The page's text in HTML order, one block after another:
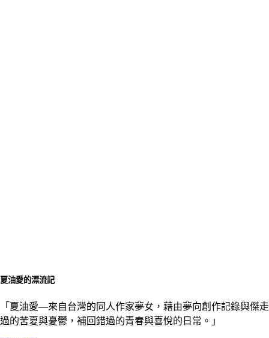
夏油愛的漂流記
「夏油愛––來自台灣的同人作家夢女，藉由夢向創作記錄與傑走
過的苦夏與憂鬱，補回錯過的青春與喜悅的日常。」